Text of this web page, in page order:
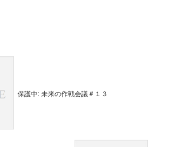
保護中: 未来の作戦会議＃１３